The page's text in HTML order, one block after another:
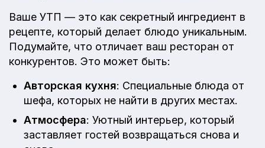
Ваше УТП — это как секретный ингредиент в
рецепте, который делает блюдо уникальным.
Подумайте, что отличает ваш ресторан от
конкурентов. Это может быть:
Авторская кухня: Специальные блюда от
шефа, которых не найти в других местах.
Атмосфера: Уютный интерьер, который
заставляет гостей возвращаться снова и